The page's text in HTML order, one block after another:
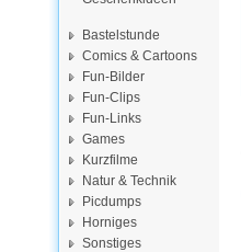
Bastelstunde
Comics & Cartoons
Fun-Bilder
Fun-Clips
Fun-Links
Games
Kurzfilme
Natur & Technik
Picdumps
Horniges
Sonstiges